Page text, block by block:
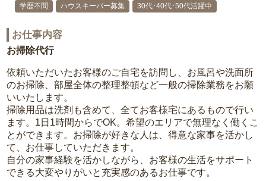
学歴不問
ハウスキーパー募集 30代･40代･50代活躍中
お仕事内容
お掃除代行
依頼いただいたお客様のご自宅を訪問し、お風呂や洗面所
のお掃除、部屋全体の整理整頓など一般の掃除業務をお願
いいたします。
掃除用品は洗剤も含めて、全てお客様宅にあるもので行い
ます。1日1時間からでOK。希望のエリアで無理なく働くこ
とができます。お掃除が好きな人は、得意な家事を活かし
て、お仕事していただきます。
自分の家事経験を活かしながら、お客様の生活をサポート
できる大変やりがいと充実感のあるお仕事です。